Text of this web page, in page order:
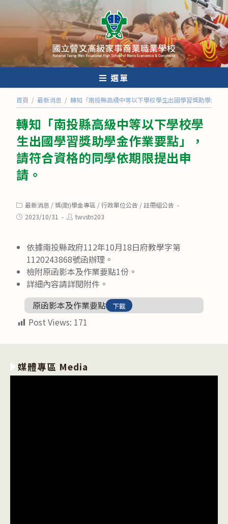
內
選單
首頁 / 最新消息 / 轉知「南投縣高級中等以下學校學生出國學習獎助學金作
轉知「南投縣高級中等以下學校學
生出國學習獎助學金作業要點」，
請符合資格的同學依期限提出申
請。
Post
category:
最新消息 /獎(助)學金專區 /行政單位公告 /註冊組公告
Post2023/10/31
Posttwvstn203
依據南投縣政府112年10月18日府教學字第
1120243868號函辦理。
檢附原函影本及作業要點1份。
詳細內容請詳閱附件。
原函影本及作業要點
下載
Post Views: 171
媒體專區 Media